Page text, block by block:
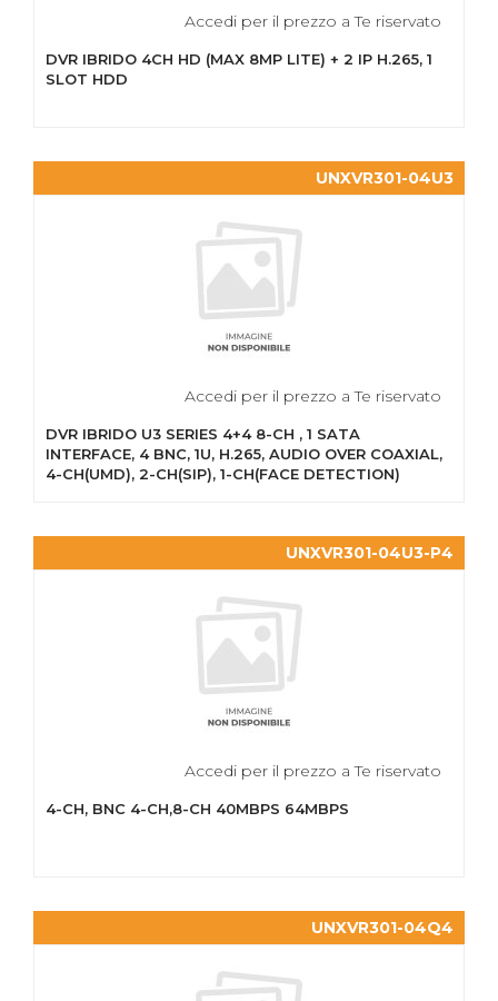
Accedi per il prezzo a Te riservato
DVR IBRIDO 4CH HD (MAX 8MP LITE) + 2 IP H.265, 1
SLOT HDD
UNXVR301-04U3
Accedi per il prezzo a Te riservato
DVR IBRIDO U3 SERIES 4+4 8-CH , 1 SATA
INTERFACE, 4 BNC, 1U, H.265, AUDIO OVER COAXIAL,
4-CH(UMD), 2-CH(SIP), 1-CH(FACE DETECTION)
UNXVR301-04U3-P4
Accedi per il prezzo a Te riservato
4-CH, BNC 4-CH,8-CH 40MBPS 64MBPS
UNXVR301-04Q4